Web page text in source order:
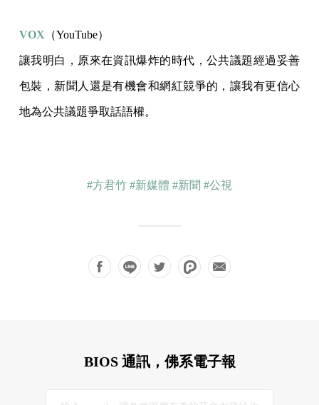
VOX （YouTube）
讓我明白，原來在資訊爆炸的時代，公共議題經過妥善
包裝，新聞人還是有機會和網紅競爭的，讓我有更信心
地為公共議題爭取話語權。
#方君竹 #新媒體 #新聞 #公視
BIOS 通訊，佛系電子報